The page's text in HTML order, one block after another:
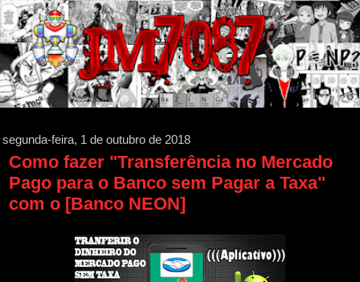
segunda-feira, 1 de outubro de 2018
Como fazer "Transferência no Mercado
Pago para o Banco sem Pagar a Taxa"
com o [Banco NEON]